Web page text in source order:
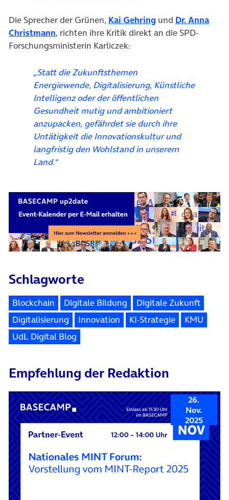
Die Sprecher der Grünen, Kai Gehring(öffnet in neuem
und Dr. Anna
Christmann(öffnet in neuem Tab)
, richten ihre Kritik direkt an die SPD-
Forschungsministerin Karliczek:
„Statt die Zukunftsthemen
Energiewende, Digitalisierung, Künstliche
Intelligenz oder der öffentlichen
Gesundheit mutig und ambitioniert
anzupacken, gefährdet sie durch ihre
Untätigkeit die Innovationskultur und
langfristig den Wohlstand in unserem
Land.“
Schlagworte
Blockchain Digitale Bildung
Digitale Zukunft
Digitalisierung
Innovation KI-Strategie
KMU
UdL Digital Blog
Empfehlung der Redaktion
26.
Nov.
2025